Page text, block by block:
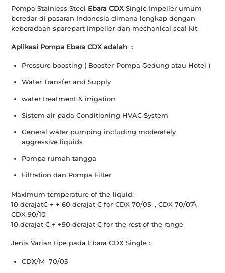
Pompa Stainless Steel Ebara CDX Single Impeller umum
beredar di pasaran Indonesia dimana lengkap dengan
keberadaan sparepart impeller dan mechanical seal kit
Aplikasi Pompa Ebara CDX adalah :
Pressure boosting ( Booster Pompa Gedung atau Hotel )
Water Transfer and Supply
water treatment & irrigation
Sistem air pada Conditioning HVAC System
General water pumping including moderately
aggressive liquids
Pompa rumah tangga
Filtration dan Pompa Filter
Maximum temperature of the liquid:
10 derajatC ÷ + 60 derajat C for CDX 70/05 , CDX 70/07\,
CDX 90/10
10 derajat C ÷ +90 derajat C for the rest of the range
Jenis Varian tipe pada Ebara CDX Single :
CDX/M 70/05